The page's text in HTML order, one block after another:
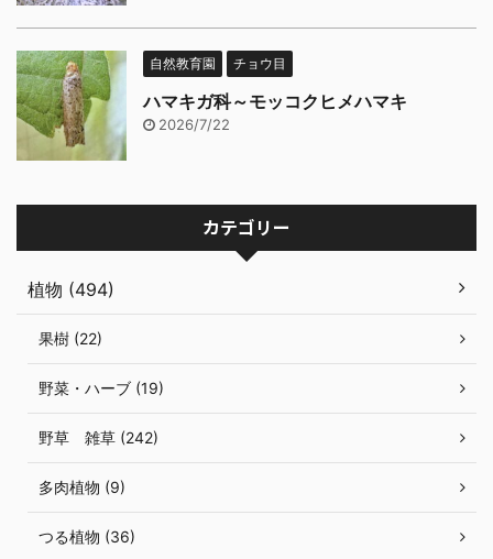
自然教育園 チョウ目
ハマキガ科～モッコクヒメハマキ
2026/7/22
カテゴリー
植物 (494)
果樹 (22)
野菜・ハーブ (19)
野草 雑草 (242)
多肉植物 (9)
つる植物 (36)